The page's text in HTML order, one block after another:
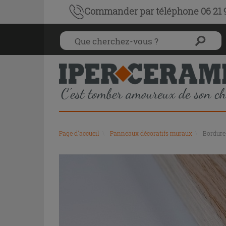
Commander par téléphone 06 21
Page d'accueil Panneaux décoratifs muraux